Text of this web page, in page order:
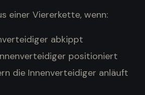
einer Viererkette, wenn:
abkippt
positioniert
die Innenverteidiger anläuft